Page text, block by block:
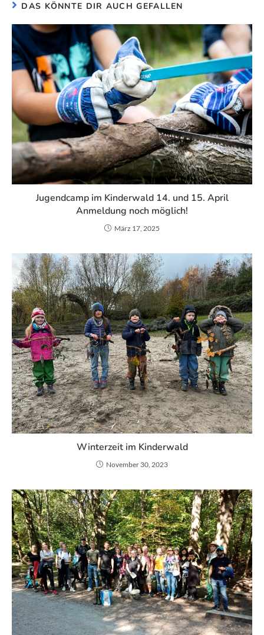
DAS KÖNNTE DIR AUCH GEFALLEN
Jugendcamp im Kinderwald 14. und 15. April
Anmeldung noch möglich!
März 17, 2025
Winterzeit im Kinderwald
November 30, 2023